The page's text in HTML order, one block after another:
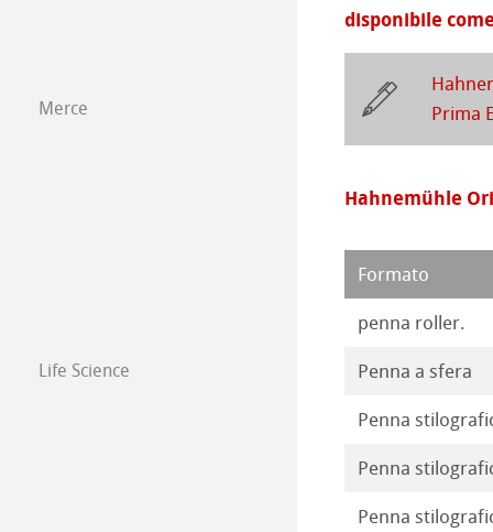
Carta isometrica
Prodotti con co-
Opere 2018
Opere 2017
Merce
Life Science
disponibile
Prima
Hahnemühle
Formato
penna roller.
Penna a sfera
Penna
Penna
Penna